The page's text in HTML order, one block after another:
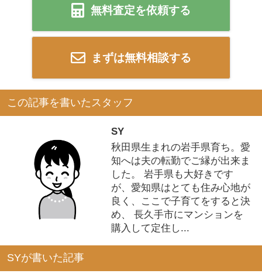
無料査定を依頼する
まずは無料相談する
この記事を書いたスタッフ
SY
秋田県生まれの岩手県育ち。愛
知へは夫の転勤でご縁が出来ま
した。 岩手県も大好きです
が、愛知県はとても住み心地が
良く、ここで子育てをすると決
め、 長久手市にマンションを
購入して定住し...
SYが書いた記事